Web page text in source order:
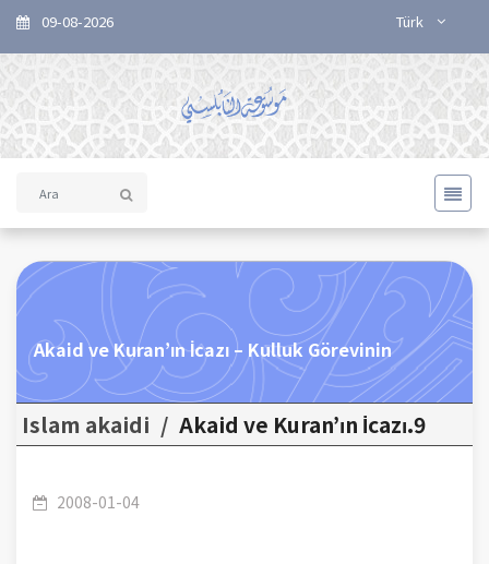
09-08-2026 Türk
Akaid ve Kuran’ın İcazı – Kulluk Görevinin
Unsurları – Ders: 18 – Şehvet – 4 – Musibetlerin
Islam akaidi / 9.Akaid ve Kuran’ın İcazı
2008-01-04